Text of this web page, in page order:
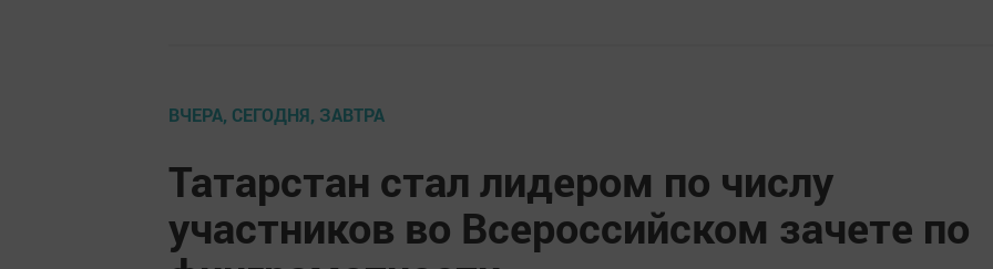
ВЧЕРА, СЕГОДНЯ, ЗАВТРА
Татарстан стал лидером по числу
участников во Всероссийском зачете по